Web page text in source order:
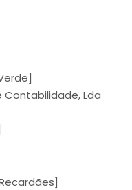
Lda